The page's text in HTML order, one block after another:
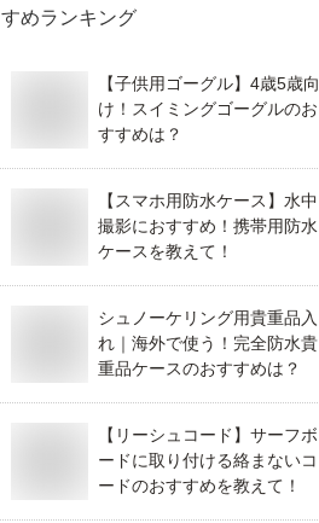
すめランキング
【子供用ゴーグル】4歳5歳向
け！スイミングゴーグルのお
すすめは？
【スマホ用防水ケース】水中
撮影におすすめ！携帯用防水
ケースを教えて！
シュノーケリング用貴重品入
れ｜海外で使う！完全防水貴
重品ケースのおすすめは？
【リーシュコード】サーフボ
ードに取り付ける絡まないコ
ードのおすすめを教えて！